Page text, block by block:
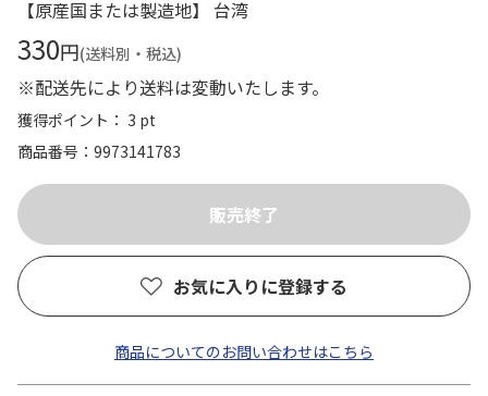
【原産国または製造地】 台湾
330円(送料別・税込)
※配送先により送料は変動いたします。
獲得ポイント： 3 pt
商品番号
9973141783
お気に入りに登録する
商品についてのお問い合わせはこちら